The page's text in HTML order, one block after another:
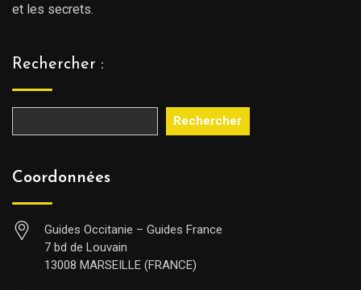
et les secrets.
Rechercher :
Rechercher
Coordonnées
Guides Occitanie – Guides France
7 bd de Louvain
13008 MARSEILLE (FRANCE)